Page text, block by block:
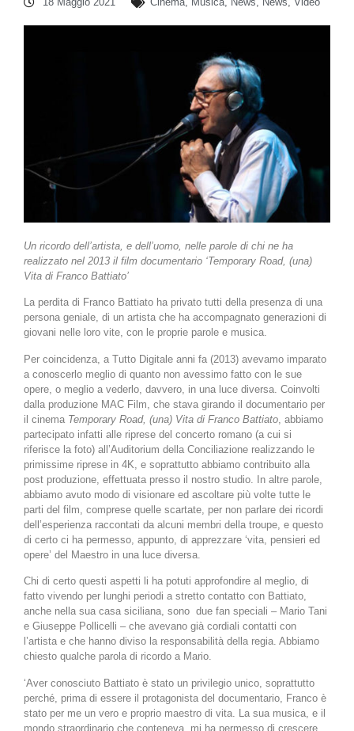
Un ricordo dell’artista, e dell’uomo, nelle parole di chi ne ha
realizzato nel 2013 il film documentario ‘Temporary Road, (una)
Vita di Franco Battiato’
La perdita di Franco Battiato ha privato tutti della presenza di una
persona geniale, di un artista che ha accompagnato generazioni di
giovani nelle loro vite, con le proprie parole e musica.
Per coincidenza, a Tutto Digitale anni fa (2013) avevamo imparato
a conoscerlo meglio di quanto non avessimo fatto con le sue
opere, o meglio a vederlo, davvero, in una luce diversa. Coinvolti
dalla produzione MAC Film, che stava girando il documentario per
il cinema Temporary Road, (una) Vita di Franco Battiato , abbiamo
partecipato infatti alle riprese del concerto romano (a cui si
riferisce la foto) all’Auditorium della Conciliazione realizzando le
primissime riprese in 4K, e soprattutto abbiamo contribuito alla
post produzione, effettuata presso il nostro studio. In altre parole,
abbiamo avuto modo di visionare ed ascoltare più volte tutte le
parti del film, comprese quelle scartate, per non parlare dei ricordi
dell’esperienza raccontati da alcuni membri della troupe, e questo
di certo ci ha permesso, appunto, di apprezzare ‘vita, pensieri ed
opere’ del Maestro in una luce diversa.
Chi di certo questi aspetti li ha potuti approfondire al meglio, di
fatto vivendo per lunghi periodi a stretto contatto con Battiato,
anche nella sua casa siciliana, sono due fan speciali – Mario Tani
e Giuseppe Pollicelli – che avevano già cordiali contatti con
l’artista e che hanno diviso la responsabilità della regia. Abbiamo
chiesto qualche parola di ricordo a Mario.
‘Aver conosciuto Battiato è stato un privilegio unico, soprattutto
perché, prima di essere il protagonista del documentario, Franco è
stato per me un vero e proprio maestro di vita. La sua musica, e il
mondo straordinario che conteneva, mi ha permesso di crescere,